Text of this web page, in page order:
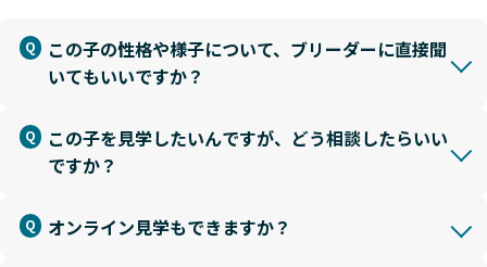
この子の性格や様子について、ブリーダーに直接聞
いてもいいですか？
この子を見学したいんですが、どう相談したらいい
ですか？
オンライン見学もできますか？